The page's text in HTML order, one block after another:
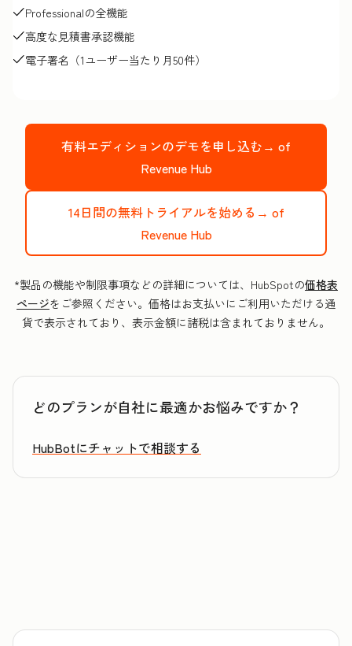
Professionalの全機能
高度な見積書承認機能
電子署名（1ユーザー当たり月50件）
有料エディションのデモを申し込む→ of
Revenue Hub
14日間の無料トライアルを始める→ of
Revenue Hub
*製品の機能や制限事項などの詳細については、HubSpotの価格表
ページをご参照ください。価格はお支払いにご利用いただける通
貨で表示されており、表示金額に諸税は含まれておりません。
どのプランが自社に最適かお悩みですか？
HubBotにチャットで相談する